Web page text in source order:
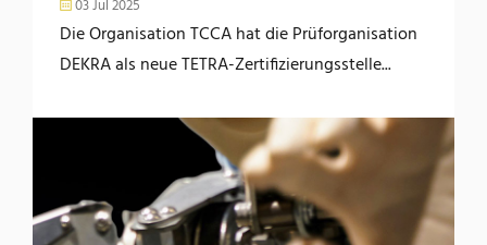
03 Jul 2025
Die Organisation TCCA hat die Prüforganisation
DEKRA als neue TETRA-Zertifizierungsstelle...